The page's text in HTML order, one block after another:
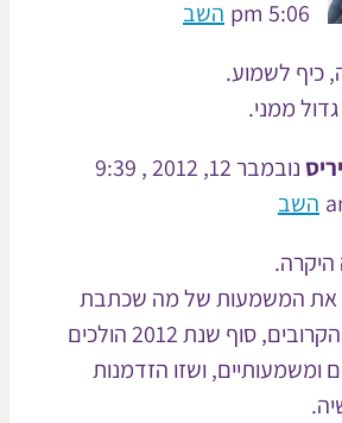
השב
נובמבר 12, 2012 , 9:39
של מה שכתבת
שהחודשים הקרובים, סוף שנת 2012 הולכים
ושזו הזדמנות